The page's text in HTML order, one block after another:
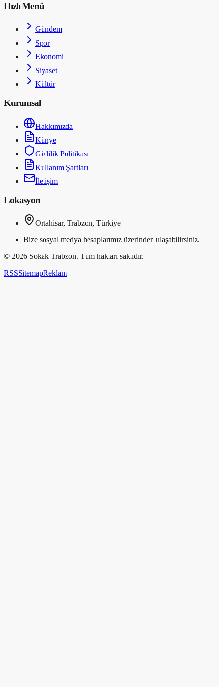
Hızlı Menü
Gündem
Spor
Ekonomi
Siyaset
Kültür
Kurumsal
Hakkımızda
Künye
Gizlilik Politikası
Kullanım Şartları
İletişim
Lokasyon
Ortahisar, Trabzon, Türkiye
Bize sosyal medya hesaplarımız üzerinden ulaşabilirsiniz.
© 2026 Sokak Trabzon. Tüm hakları saklıdır.
RSSSitemapReklam